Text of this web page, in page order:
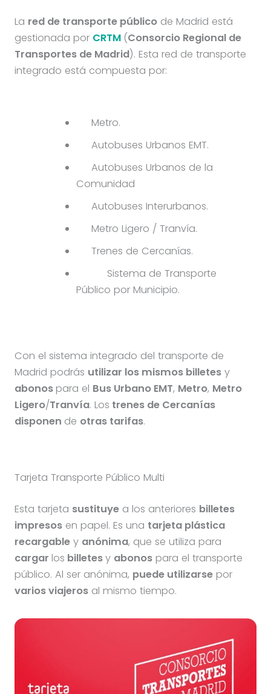
La red de transporte públicode Madrid está
gestionada por CRTM (Consorcio Regional de
Transportes de Madrid). Esta red de transporte
integrado está compuesta por:
Metro.
Autobuses Urbanos EMT.
Autobuses Urbanos de la
Comunidad
Autobuses Interurbanos.
Metro Ligero / Tranvía.
Trenes de Cercanías.
Sistema de Transporte
Público por Municipio.
Con el sistema integrado del transporte de
Madrid podrás utilizar los mismos billetesy
abonos para el Bus Urbano EMT, Metro, Metro
Ligero/Tranvía. Los trenes de Cercanías
disponen de otras tarifas.
Tarjeta Transporte Público Multi
Esta tarjeta sustituyea los anteriores billetes
impresosen papel. Es una tarjeta plástica
recargabley anónima, que se utiliza para
cargar los billetesy abonospara el transporte
público. Al ser anónima, puede utilizarsepor
varios viajerosal mismo tiempo.